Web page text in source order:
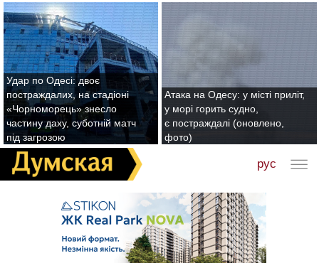
Удар по Одесі: двоє
постраждалих, на стадіоні
«Чорноморець» знесло
частину даху, суботній матч
під загрозою
Атака на Одесу: у місті приліт,
у морі горить судно,
є постраждалі (оновлено,
фото)
рус